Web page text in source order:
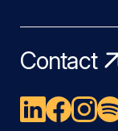
Contact